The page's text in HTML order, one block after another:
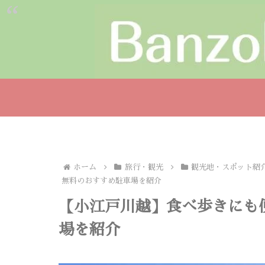
ホーム 旅行・観光
観光地・スポット紹
無料のおすすめ駐車場を紹介
【小江戸川越】食べ歩きに
場を紹介